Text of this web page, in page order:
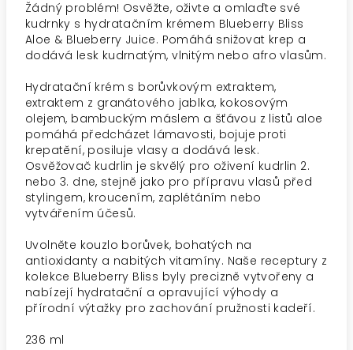
Žádný problém! Osvěžte, oživte a omlaďte své
kudrnky s hydratačním krémem Blueberry Bliss
Aloe & Blueberry Juice. Pomáhá snižovat krep a
dodává lesk kudrnatým, vlnitým nebo afro vlasům.
Hydratační krém s borůvkovým extraktem,
extraktem z granátového jablka, kokosovým
olejem, bambuckým máslem a šťávou z listů aloe
pomáhá předcházet lámavosti, bojuje proti
krepatění, posiluje vlasy a dodává lesk.
Osvěžovač kudrlin je skvělý pro oživení kudrlin 2.
nebo 3. dne, stejně jako pro přípravu vlasů před
stylingem, kroucením, zaplétáním nebo
vytvářením účesů.
Uvolněte kouzlo borůvek, bohatých na
antioxidanty a nabitých vitamíny. Naše receptury z
kolekce Blueberry Bliss byly precizně vytvořeny a
nabízejí hydratační a opravující výhody a
přírodní výtažky pro zachování pružnosti kadeří.
236 ml